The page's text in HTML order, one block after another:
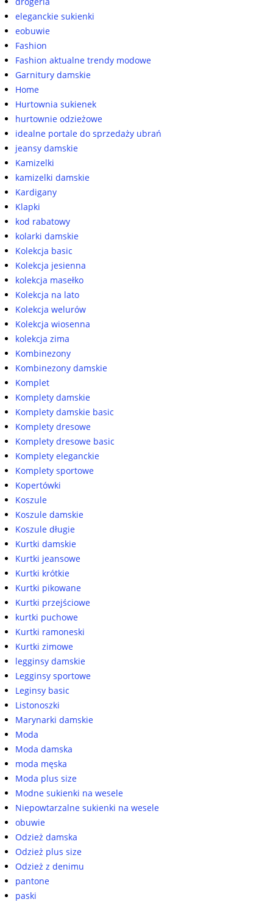
eleganckie sukienki
eobuwie
Fashion
Fashion aktualne trendy modowe
Garnitury damskie
Home
Hurtownia sukienek
hurtownie odzieżowe
idealne portale do sprzedaży ubrań
jeansy damskie
Kamizelki
kamizelki damskie
Kardigany
Klapki
kod rabatowy
kolarki damskie
Kolekcja basic
Kolekcja jesienna
kolekcja masełko
Kolekcja na lato
Kolekcja welurów
Kolekcja wiosenna
kolekcja zima
Kombinezony
Kombinezony damskie
Komplet
Komplety damskie
Komplety damskie basic
Komplety dresowe
Komplety dresowe basic
Komplety eleganckie
Komplety sportowe
Kopertówki
Koszule
Koszule damskie
Koszule długie
Kurtki damskie
Kurtki jeansowe
Kurtki krótkie
Kurtki pikowane
Kurtki przejściowe
kurtki puchowe
Kurtki ramoneski
Kurtki zimowe
legginsy damskie
Legginsy sportowe
Leginsy basic
Listonoszki
Marynarki damskie
Moda
Moda damska
moda męska
Moda plus size
Modne sukienki na wesele
Niepowtarzalne sukienki na wesele
obuwie
Odzież damska
Odzież plus size
Odzież z denimu
pantone
paski